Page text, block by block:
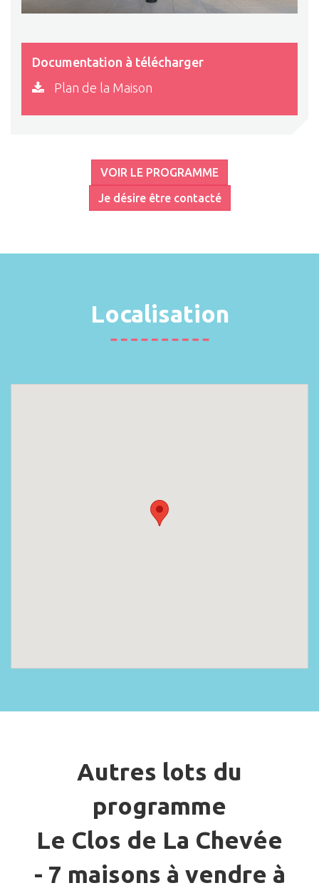
Documentation à télécharger
Plan de la Maison
VOIR LE PROGRAMME
Je désire être contacté
Localisation
Autres lots du
programme
Le Clos de La Chevée
- 7 maisons à vendre à